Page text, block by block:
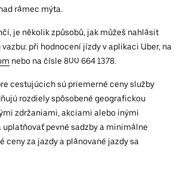
rámec mýta.
je několik způsobů, jak můžeš nahlásit
při hodnocení jízdy v aplikaci Uber, na
nebo na čísle 800 664 1378.
cestujúcich sú priemerné ceny služby
rozdiely spôsobené geografickou
zdržaniami, akciami alebo inými
uplatňovať pevné sadzby a minimálne
ceny za jazdy a plánované jazdy sa